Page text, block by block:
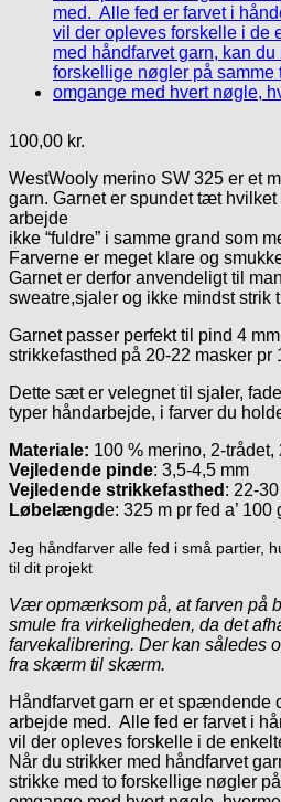
100,00 kr.
WestWooly merino SW 325 er et
garn. Garnet er spundet tæt
arbejde
ikke “fuldre” i samme grand som
Farverne er meget klare og
Garnet er derfor anvendeligt til
sweatre,sjaler og ikke mindst strik
Garnet passer perfekt til pind 4
strikkefasthed på 20-22 masker pr
Dette sæt er velegnet til sjaler,
typer håndarbejde, i farver du
Materiale: 100 % merino, 2-trådet,
Vejledende pinde: 3,5-4,5 mm
Vejledende strikkefasthed : 22-
Løbelængde: 325 m pr fed a’ 100
Jeg håndfarver alle fed i små partier,
til dit projekt
Vær opmærksom på, at farven på
smule fra virkeligheden, da det
farvekalibrering. Der kan således
fra skærm til skærm.
Håndfarvet garn er et spændende
arbejde med. Alle fed er farvet i
vil der opleves forskelle i de
Når du strikker med håndfarvet
strikke med to forskellige nøgler